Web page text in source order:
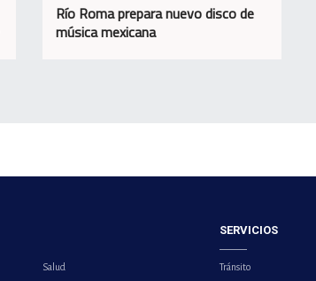
Río Roma prepara nuevo disco de
música mexicana
Salud
SERVICIOS
Tránsito